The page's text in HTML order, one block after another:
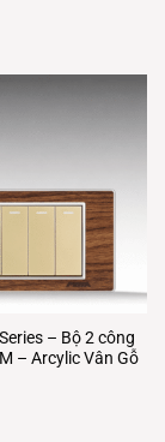
– Bộ 2 công
– Arcylic Vân Gỗ